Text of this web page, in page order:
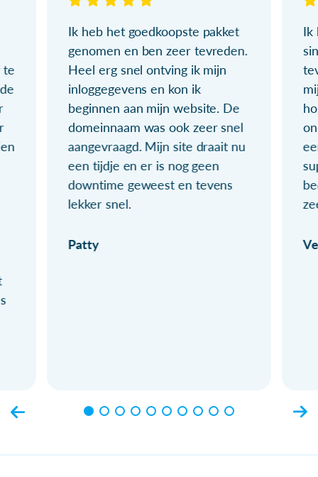
te
Ik heb het goedkoopste pakket
genomen en ben zeer tevreden.
Heel erg snel ontving ik mijn
inloggegevens en kon ik
beginnen aan mijn website. De
domeinnaam was ook zeer snel
aangevraagd. Mijn site draait nu
een tijdje en er is nog geen
downtime geweest en tevens
lekker snel.
Patty
Ik